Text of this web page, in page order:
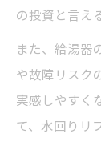
の投資と言え
また、給湯器
や故障リスク
実感しやすく
て、水回りリ